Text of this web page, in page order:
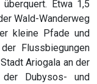
Etwa 1,5
Wald-Wanderweg
kleine Pfade und
Flussbiegungen
Ariogala an der
Dubysos- und